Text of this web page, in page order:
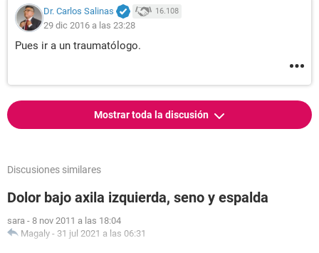
Dr. Carlos Salinas 16.108
29 dic 2016 a las 23:28
Pues ir a un traumatólogo.
Mostrar toda la discusión
Discusiones similares
Dolor bajo axila izquierda, seno y espalda
sara - 8 nov 2011 a las 18:04
Magaly - 31 jul 2021 a las 06:31